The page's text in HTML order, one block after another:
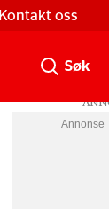
Kontakt oss
Annonse